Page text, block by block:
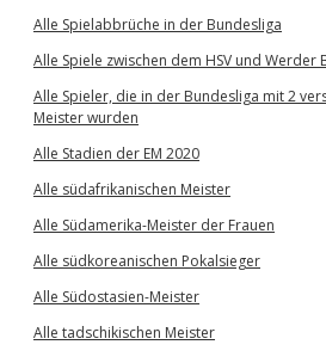
Alle Spielabbrüche in der Bundesliga
Alle Spiele zwischen dem HSV und
Alle Spieler, die in der Bundesliga mit 2
Meister wurden
Alle Stadien der EM 2020
Alle südafrikanischen Meister
Alle Südamerika-Meister der Frauen
Alle südkoreanischen Pokalsieger
Alle Südostasien-Meister
Alle tadschikischen Meister